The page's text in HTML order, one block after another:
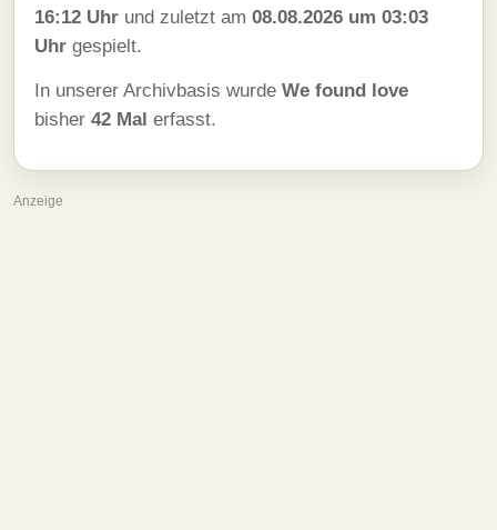
16:12 Uhr und zuletzt am 08.08.2026 um 03:03
Uhr gespielt.
In unserer Archivbasis wurde We found love
bisher 42 Mal erfasst.
Anzeige